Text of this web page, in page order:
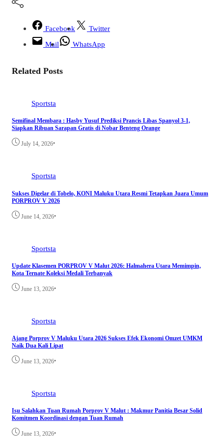
Facebook
Twitter
Mail
WhatsApp
Related Posts
Sportsta
Semifinal Membara : Hasby Yusuf Prediksi Prancis Libas Spanyol 3-1,
Siapkan Ribuan Sarapan Gratis di Nobar Benteng Orange
July 14, 2026•
Sportsta
Sukses Digelar di Tobelo, KONI Maluku Utara Resmi Tetapkan Juara Umum
PORPROV V 2026
June 14, 2026•
Sportsta
Update Klasemen PORPROV V Malut 2026: Halmahera Utara Memimpin,
Kota Ternate Koleksi Medali Terbanyak
June 13, 2026•
Sportsta
Ajang Porprov V Maluku Utara 2026 Sukses Efek Ekonomi Omzet UMKM
Naik Dua Kali Lipat
June 13, 2026•
Sportsta
Isu Salahkan Tuan Rumah Porprov V Malut : Makmur Panitia Besar Solid
Komitmen Koordinasi dengan Tuan Rumah
June 13, 2026•